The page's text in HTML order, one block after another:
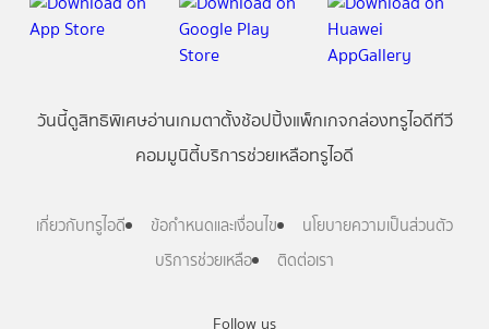
Follow us
วันนี้ดูสิทธิพิเศษอ่านเกมตาตั้งช้อปปิ้งแพ็กเกจกล่องทรูไอดีทีวี
คอมมูนิตี้บริการช่วยเหลือทรูไอดี
เกี่ยวกับทรูไอดี ข้อกำหนดและเงื่อนไข
นโยบายความเป็นส่วนตัว
บริการช่วยเหลือ
ติดต่อเรา